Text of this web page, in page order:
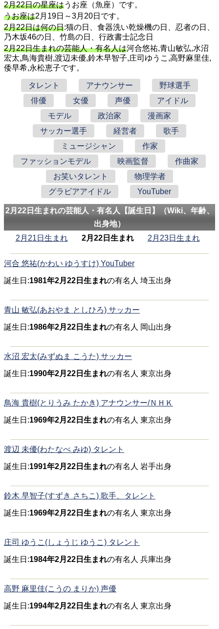
2月22日の星座はうお座（魚座）です。
うお座は2月19日～3月20日です。
2月22日は何の日:猫の日、食器洗い乾燥機の日、忍者の日、
乃木坂46の日、竹島の日、行政書士記念日
2月22日生まれの芸能人・有名人は河合悠祐,青山敏弘,水沼
宏太,鳥海貴樹,渡辺未優,鈴木早智子,庄司ゆうこ,高野麻里佳,
倭早希,永松恵子です。
タレント アナウンサー
野球選手
俳優
女優 声優
アイドル
モデル
政治家
漫画家
サッカー選手
経営者
歌手
ミュージシャン
作家
ファッションモデル
映画監督
作曲家
お笑いタレント
物理学者
グラビアアイドル
YouTuber
2月22日生まれの芸能人・有名人【誕生日】（Wiki、年齢、
出身地）
2月21日生まれ
2月22日生まれ 2月23日生まれ
河合 悠祐(かわい ゆうすけ) YouTuber
誕生日:1981年2月22日生まれの有名人 埼玉出身
青山 敏弘(あおやま としひろ) サッカー
誕生日:1986年2月22日生まれの有名人 岡山出身
水沼 宏太(みずぬま こうた) サッカー
誕生日:1990年2月22日生まれの有名人 東京出身
鳥海 貴樹(とりうみ たかき) アナウンサー/ＮＨＫ
誕生日:1969年2月22日生まれの有名人 東京出身
渡辺 未優(わたなべ みゆ) タレント
誕生日:1991年2月22日生まれの有名人 岩手出身
鈴木 早智子(すずき さちこ) 歌手、タレント
誕生日:1969年2月22日生まれの有名人 東京出身
庄司 ゆうこ(しょうじ ゆうこ) タレント
誕生日:1984年2月22日生まれの有名人 兵庫出身
高野 麻里佳(こうの まりか) 声優
誕生日:1994年2月22日生まれの有名人 東京出身